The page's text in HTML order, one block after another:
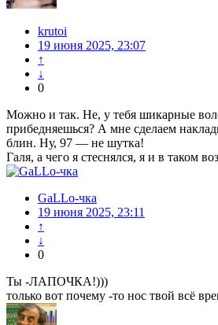
krutoi
19 июня 2025, 23:07
↑
↓
0
Можно и так. Не, у тебя шикарные
прибедняешься? А мне сделаем
блин. Ну, 97 — не шутка!
Галя, а чего я стеснялся, я и в таком
GaLLo-чка
19 июня 2025, 23:11
↑
↓
0
Ты -ЛАПОЧКА!)))
только вот почему -то нос твой всё